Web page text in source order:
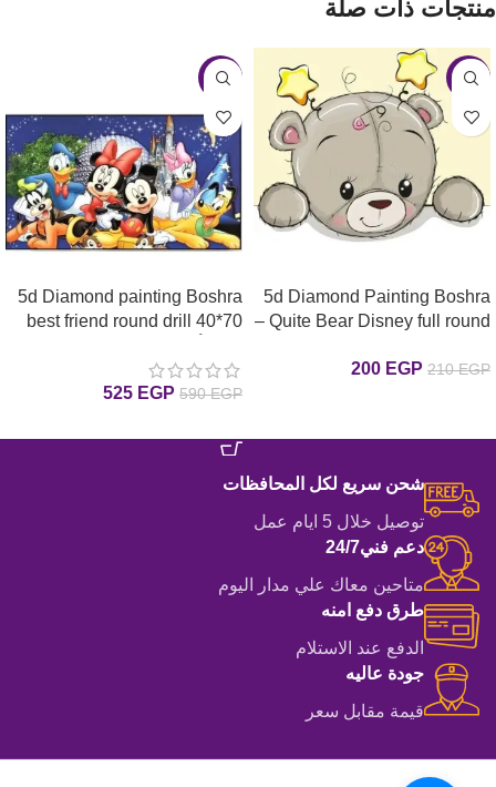
منتجات ذات صلة
-5%
5d Diamond Painting Boshra
– Quite Bear Disney full round
رسم بالماس
210EGP
200 EGP
-11%
5d Diamond painting Boshra
best friend round drill 40*70
بالماس
590EGP
525 EGP
شحن سريع لكل المحافظات
توصيل خلال 5 ايام عمل
دعم فني24/7
متاحين معاك علي مدار اليوم
طرق دفع امنه
الدفع عند الاستلام
جودة عاليه
قيمة مقابل سعر